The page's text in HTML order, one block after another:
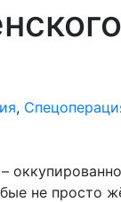
,
не просто